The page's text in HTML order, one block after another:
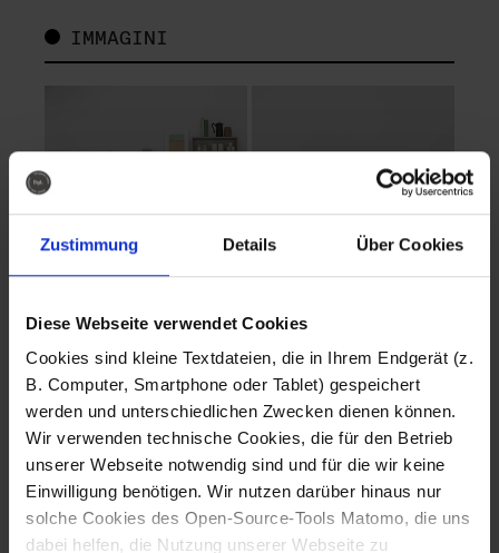
Zustimmung Details Über Cookies
Diese Webseite verwendet Cookies
Cookies sind kleine Textdateien, die in Ihrem Endgerät (z.
B. Computer, Smartphone oder Tablet) gespeichert
werden und unterschiedlichen Zwecken dienen können.
Wir verwenden technische Cookies, die für den Betrieb
unserer Webseite notwendig sind und für die wir keine
Einwilligung benötigen. Wir nutzen darüber hinaus nur
solche Cookies des Open-Source-Tools Matomo, die uns
dabei helfen, die Nutzung unserer Webseite zu
IMMAGINI
Fotografo: Lorenz
Sternbach
Download
Fotografo: Lorenz
Sternbach
Download